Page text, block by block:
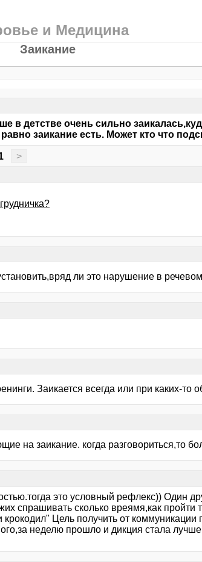
и Медицина
Заикание
в детстве очень сильно
заикание есть. Может кто что
>
ли это нарушение в
Заикается всегда или при каких-то
на заикание. когда разговориться,то
это условный рефлекс)) Один
спрашивать сколько вреямя,как пройти
Цель получить от коммуникации
неделю прошло и дикция стала